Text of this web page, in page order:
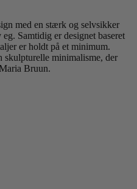
med en stærk og selvsikker
Samtidig er designet baseret
er holdt på et minimum.
minimalisme, der
Bruun.